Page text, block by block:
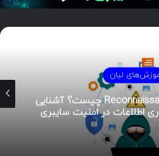
آموزش‌های لیان
هوش تهدیدات سایبری (CTI)؛ راهنمای جامع از
تحلیل تا مدیریت رخداد